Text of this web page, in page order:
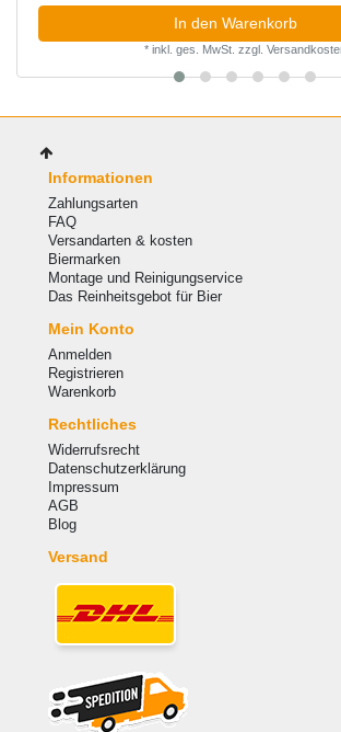
In den Warenkorb
* inkl. ges. MwSt. zzgl.
Informationen
Zahlungsarten
FAQ
Versandarten & kosten
Biermarken
Montage und Reinigungservice
Das Reinheitsgebot für Bier
Mein Konto
Anmelden
Registrieren
Warenkorb
Rechtliches
Widerrufsrecht
Datenschutzerklärung
Impressum
AGB
Blog
Versand